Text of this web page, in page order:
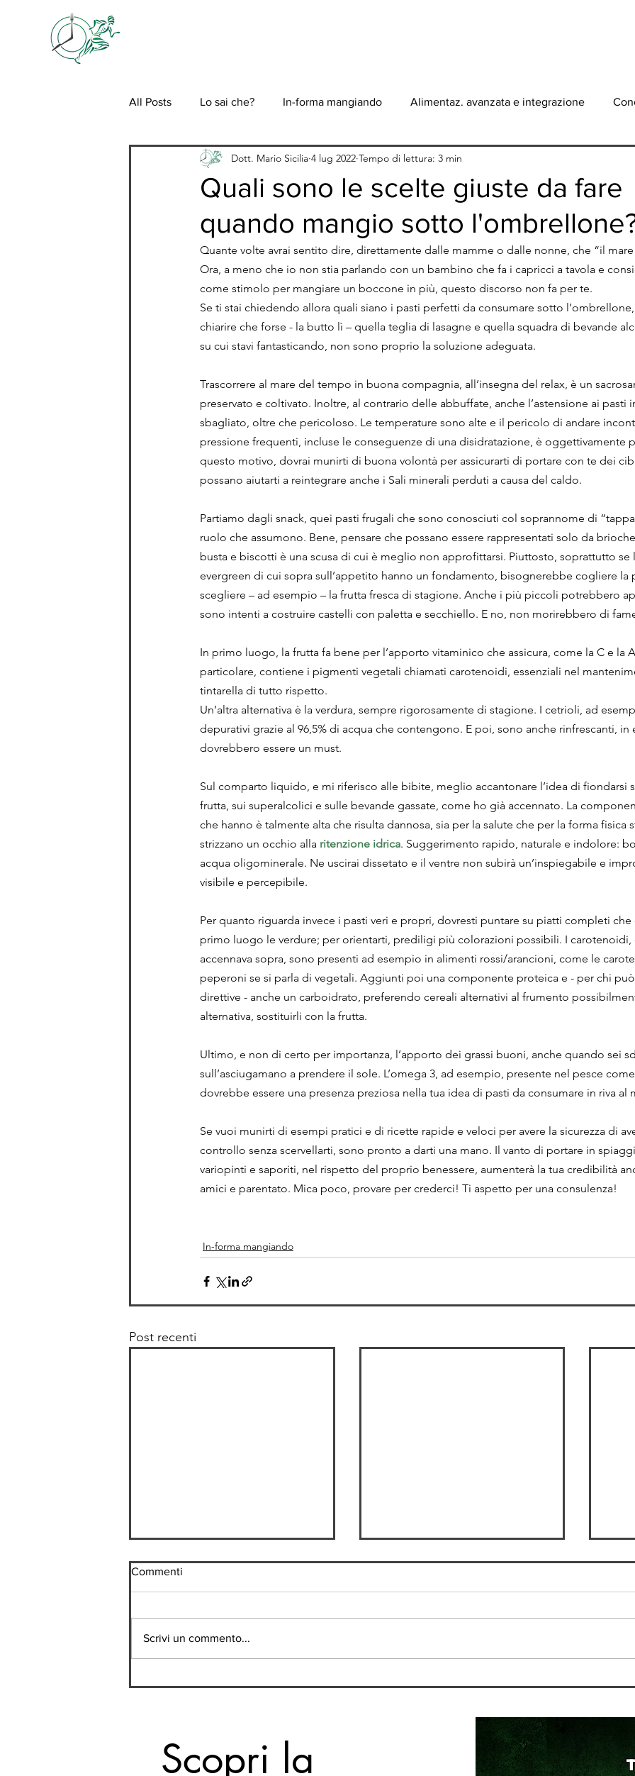
All Posts Lo sai che? In-forma mangiando Alimentaz. avanzata e integrazione
Quali sono le scelte giuste da fare
quando mangio sotto
Dott. Mario Sicilia 4 lug 2022 Tempo di lettura: 3 min
Quante volte avrai sentito dire, direttamente dalle mamme o dalle nonne, che “il mare
Ora, a meno che io non stia parlando con un bambino che fa i capricci a tavola e
come stimolo per mangiare un boccone in più, questo discorso non fa per te.
Se ti stai chiedendo allora quali siano i pasti perfetti da consumare sotto
chiarire che forse - la butto lì – quella teglia di lasagne e quella squadra di bevande
su cui stavi fantasticando, non sono proprio la soluzione adeguata.
Trascorrere al mare del tempo in buona compagnia, all’insegna del relax, è un
preservato e coltivato. Inoltre, al contrario delle abbuffate, anche l’astensione ai pasti
sbagliato, oltre che pericoloso. Le temperature sono alte e il pericolo di andare
pressione frequenti, incluse le conseguenze di una disidratazione, è oggettivamente
questo motivo, dovrai munirti di buona volontà per assicurarti di portare con te dei
possano aiutarti a reintegrare anche i Sali minerali perduti a causa del caldo.
Partiamo dagli snack, quei pasti frugali che sono conosciuti col soprannome di
ruolo che assumono. Bene, pensare che possano essere rappresentati solo da
busta e biscotti è una scusa di cui è meglio non approfittarsi. Piuttosto, soprattutto se
evergreen di cui sopra sull’appetito hanno un fondamento, bisognerebbe cogliere la
scegliere – ad esempio – la frutta fresca di stagione. Anche i più piccoli potrebbero
sono intenti a costruire castelli con paletta e secchiello. E no, non morirebbero di
In primo luogo, la frutta fa bene per l’apporto vitaminico che assicura, come la C e la
particolare, contiene i pigmenti vegetali chiamati carotenoidi, essenziali nel
tintarella di tutto rispetto.
Un’altra alternativa è la verdura, sempre rigorosamente di stagione. I cetrioli, ad
depurativi grazie al 96,5% di acqua che contengono. E poi, sono anche rinfrescanti, in
dovrebbero essere un must.
Sul comparto liquido, e mi riferisco alle bibite, meglio accantonare l’idea di fiondarsi
frutta, sui superalcolici e sulle bevande gassate, come ho già accennato. La
che hanno è talmente alta che risulta dannosa, sia per la salute che per la forma fisica
strizzano un occhio alla ritenzione idrica. Suggerimento rapido, naturale e indolore:
acqua oligominerale. Ne uscirai dissetato e il ventre non subirà un’inspiegabile e
visibile e percepibile.
Per quanto riguarda invece i pasti veri e propri, dovresti puntare su piatti completi
primo luogo le verdure; per orientarti, prediligi più colorazioni possibili. I carotenoidi,
accennava sopra, sono presenti ad esempio in alimenti rossi/arancioni, come le
peperoni se si parla di vegetali. Aggiunti poi una componente proteica e - per chi
direttive - anche un carboidrato, preferendo cereali alternativi al frumento
alternativa, sostituirli con la frutta.
Ultimo, e non di certo per importanza, l’apporto dei grassi buoni, anche quando sei
sull’asciugamano a prendere il sole. L’omega 3, ad esempio, presente nel pesce
dovrebbe essere una presenza preziosa nella tua idea di pasti da consumare in riva al
Se vuoi munirti di esempi pratici e di ricette rapide e veloci per avere la sicurezza di
controllo senza scervellarti, sono pronto a darti una mano. Il vanto di portare in
variopinti e saporiti, nel rispetto del proprio benessere, aumenterà la tua credibilità
amici e parentato. Mica poco, provare per crederci! Ti aspetto per una consulenza!
In-forma mangiando
Post recenti
Potrebbero essere queste
sulla prova costume
Commenti
Scrivi un commento...
Scopri la